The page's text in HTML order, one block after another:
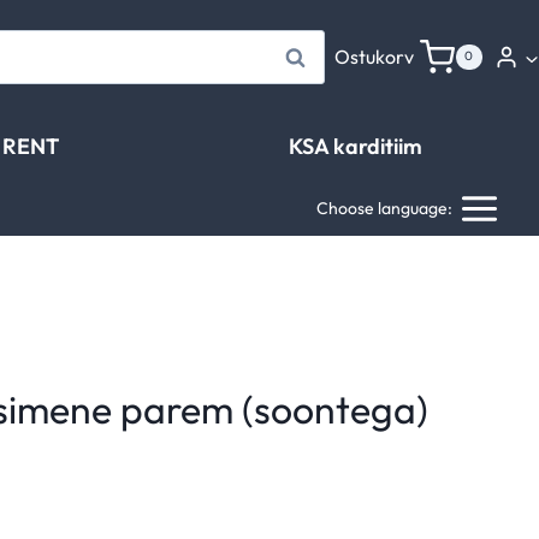
Otsi Ostukorv 0
RENT KSA karditiim
Choose language:
parem (soontega)